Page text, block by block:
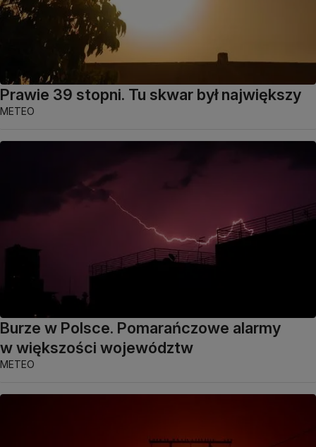
Prawie 39 stopni. Tu skwar był największy
METEO
Burze w Polsce. Pomarańczowe alarmy
w większości województw
METEO